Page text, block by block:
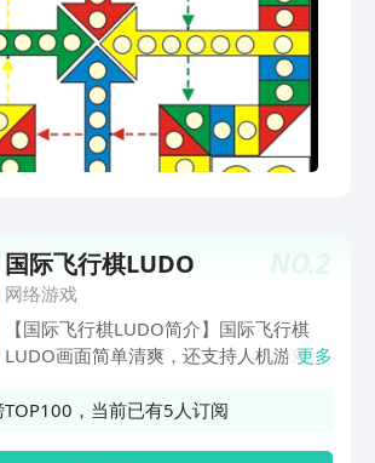
NO.2
国际飞行棋LUDO
网络游戏
【国际飞行棋LUDO简介】国际飞行棋
LUDO画面简单清爽，还支持人机游戏！
骰；2. 起飞：将骰子掷出6的点数，就能
更多
TOP100，当前已有5人订阅